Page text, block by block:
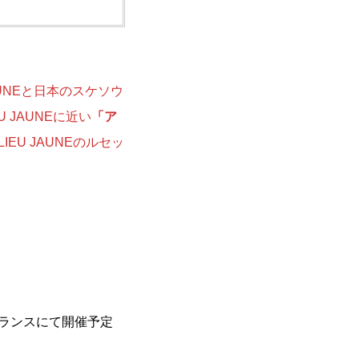
と日本のスケソウ
JAUNEに近い 「ア
JAUNEのルセッ
ンスにて開催予定